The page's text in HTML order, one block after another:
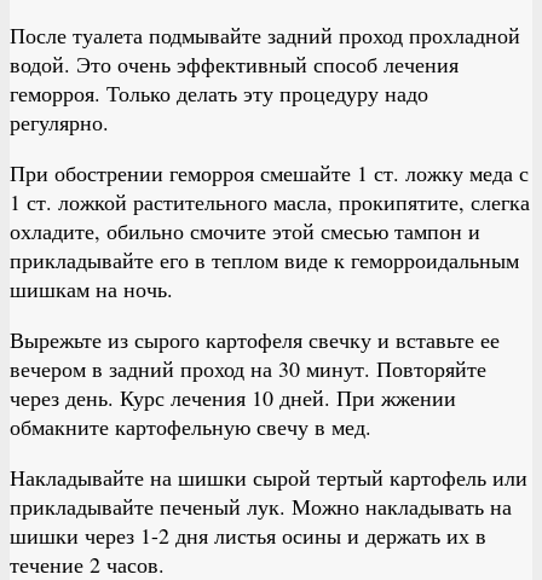
После туалета подмывайте задний проход прохладной
водой. Это очень эффективный способ лечения
геморроя. Только делать эту процедуру надо
регулярно.
При обострении геморроя смешайте 1 ст. ложку меда с
1 ст. ложкой растительного масла, прокипятите, слегка
охладите, обильно смочите этой смесью тампон и
прикладывайте его в теплом виде к геморроидальным
шишкам на ночь.
Вырежьте из сырого картофеля свечку и вставьте ее
вечером в задний проход на 30 минут. Повторяйте
через день. Курс лечения 10 дней. При жжении
обмакните картофельную свечу в мед.
Накладывайте на шишки сырой тертый картофель или
прикладывайте печеный лук. Можно накладывать на
шишки через 1-2 дня листья осины и держать их в
течение 2 часов.